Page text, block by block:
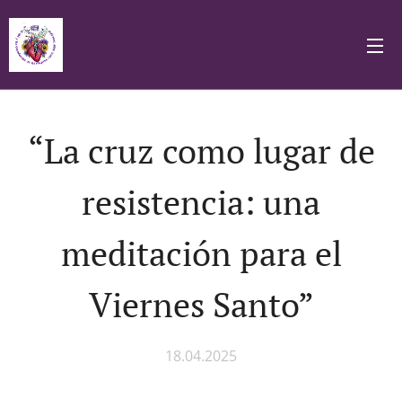
“La cruz como lugar de
resistencia: una
meditación para el
Viernes Santo”
18.04.2025